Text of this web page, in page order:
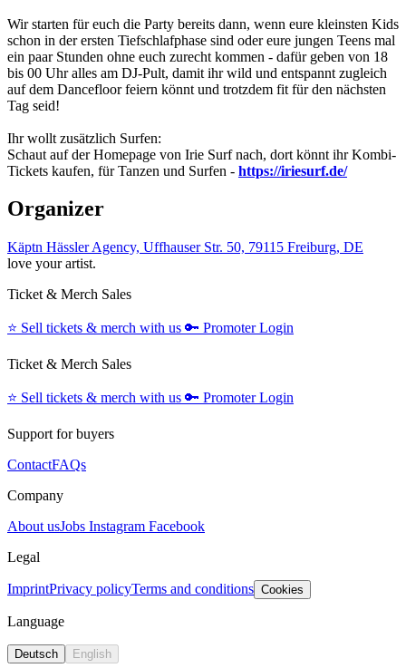
Wir starten für euch die Party bereits dann, wenn eure kleinsten Kids
schon in der ersten Tiefschlafphase sind oder eure jungen Teens mal
ein paar Stunden ohne euch zurecht kommen - dafür geben von 18
bis 00 Uhr alles am DJ-Pult, damit ihr wild und entspannt zugleich
auf dem Dancefloor feiern könnt und trotzdem fit für den nächsten
Tag seid!
Ihr wollt zusätzlich Surfen:
Schaut auf der Homepage von Irie Surf nach, dort könnt ihr Kombi-
Tickets kaufen, für Tanzen und Surfen - https://iriesurf.de/
Organizer
Käptn Hässler Agency, Uffhauser Str. 50, 79115 Freiburg, DE
love your artist.
Ticket & Merch Sales
⭐️ Sell tickets & merch with us 🔑 Promoter Login
Ticket & Merch Sales
⭐️ Sell tickets & merch with us 🔑 Promoter Login
Support for buyers
ContactFAQs
Company
About usJobs Instagram Facebook
Legal
ImprintPrivacy policyTerms and conditions Cookies
Language
Deutsch English